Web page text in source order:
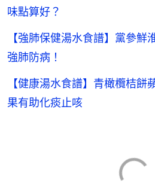
味點算好？
【強肺保健湯水食譜】黨參
強肺防病！
【健康湯水食譜】青橄欖桔
果有助化痰止咳